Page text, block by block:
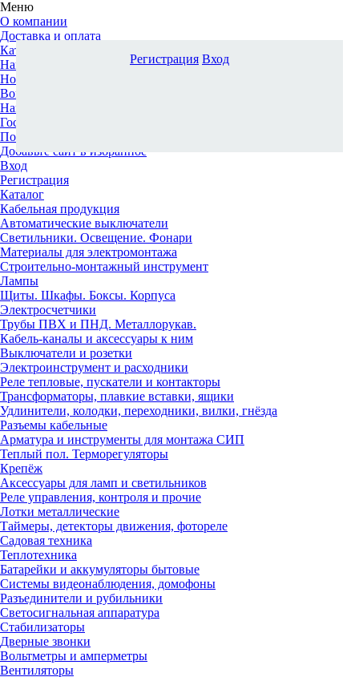
Меню
О компании
Доставка и оплата
Каталог
Наши офисы
Новости и новинки
Вопрос-ответ
Наша команда
Гос. заказчикам
Поставщикам
Добавьте сайт в избранное
Вход
Регистрация
Каталог
Кабельная продукция
Автоматические выключатели
Светильники. Освещение. Фонари
Материалы для электромонтажа
Строительно-монтажный инструмент
Лампы
Щиты. Шкафы. Боксы. Корпуса
Электросчетчики
Трубы ПВХ и ПНД. Металлорукав.
Кабель-каналы и аксессуары к ним
Выключатели и розетки
Электроинструмент и расходники
Реле тепловые, пускатели и контакторы
Трансформаторы, плавкие вставки, ящики
Удлинители, колодки, переходники, вилки, гнёзда
Разъемы кабельные
Арматура и инструменты для монтажа СИП
Теплый пол. Терморегуляторы
Крепёж
Аксессуары для ламп и светильников
Реле управления, контроля и прочие
Лотки металлические
Таймеры, детекторы движения, фотореле
Садовая техника
Теплотехника
Батарейки и аккумуляторы бытовые
Системы видеонаблюдения, домофоны
Разъединители и рубильники
Светосигнальная аппаратура
Стабилизаторы
Дверные звонки
Вольтметры и амперметры
Вентиляторы
Регистрация Вход